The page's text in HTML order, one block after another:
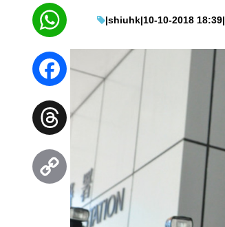
|shiuhk|10-10-2018 18:39|
WhatsApp
Facebook
Threads
Copy